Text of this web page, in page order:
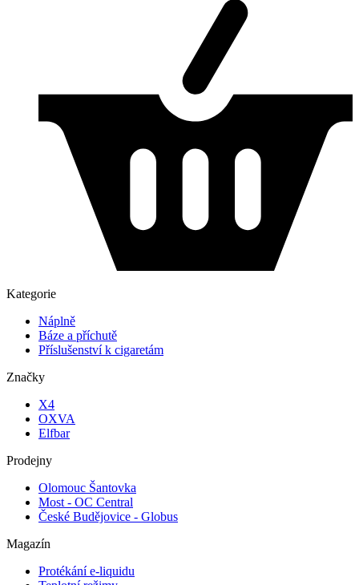
Kategorie
Náplně
Báze a příchutě
Příslušenství k cigaretám
Značky
X4
OXVA
Elfbar
Prodejny
Olomouc Šantovka
Most - OC Central
České Budějovice - Globus
Magazín
Protékání e-liquidu